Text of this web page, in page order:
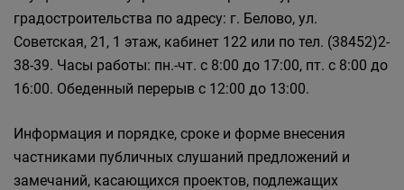
градостроительства по адресу: г. Белово, ул.
Советская, 21, 1 этаж, кабинет 122 или по тел. (38452)2-
38-39. Часы работы: пн.-чт. с 8:00 до 17:00, пт. с 8:00 до
16:00. Обеденный перерыв с 12:00 до 13:00.
Информация и порядке, сроке и форме внесения
частниками публичных слушаний предложений и
замечаний, касающихся проектов, подлежащих